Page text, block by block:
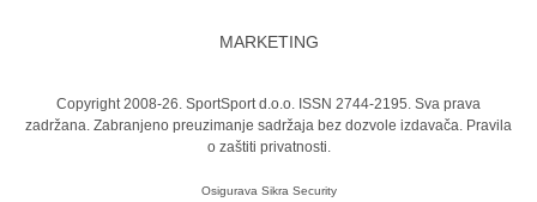
MARKETING
Copyright 2008-26. SportSport d.o.o. ISSN 2744-2195. Sva prava
zadržana. Zabranjeno preuzimanje sadržaja bez dozvole izdavača. Pravila
o zaštiti privatnosti.
Osigurava Sikra Security